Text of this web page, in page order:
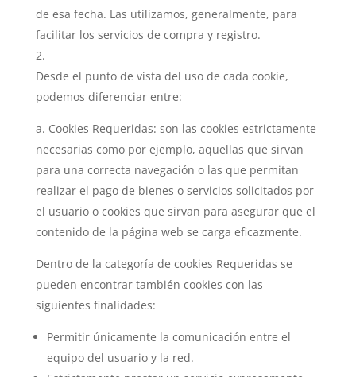
de esa fecha. Las utilizamos, generalmente, para
facilitar los servicios de compra y registro.
Desde el punto de vista del uso de cada cookie,
podemos diferenciar entre:
a. Cookies Requeridas: son las cookies estrictamente
necesarias como por ejemplo, aquellas que sirvan
para una correcta navegación o las que permitan
realizar el pago de bienes o servicios solicitados por
el usuario o cookies que sirvan para asegurar que el
contenido de la página web se carga eficazmente.
Dentro de la categoría de cookies Requeridas se
pueden encontrar también cookies con las
siguientes finalidades:
Permitir únicamente la comunicación entre el
equipo del usuario y la red.